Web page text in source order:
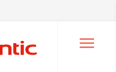
Ouvrir le menu de navigation